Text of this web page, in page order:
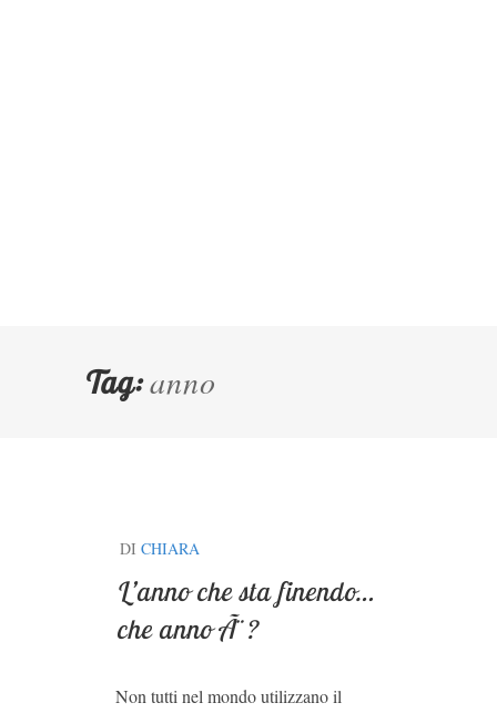
Tag:anno
DI CHIARA
L’anno che sta finendo…
che anno Ã¨?
Non tutti nel mondo utilizzano il